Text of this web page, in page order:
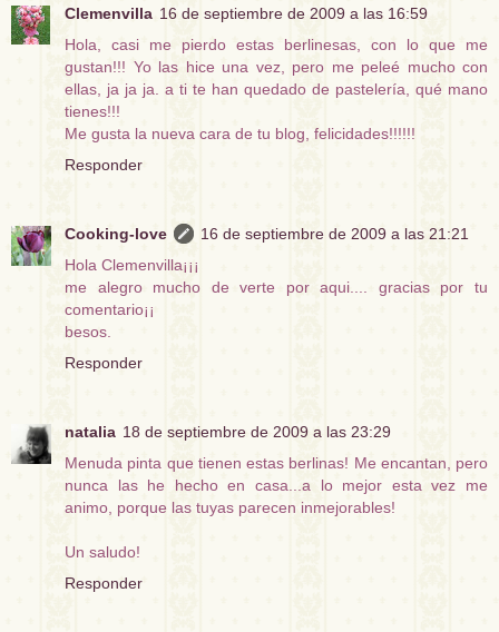
Clemenvilla 16 de septiembre de 2009 a las 16:59
Hola, casi me pierdo estas berlinesas, con lo que me
gustan!!! Yo las hice una vez, pero me peleé mucho con
ellas, ja ja ja. a ti te han quedado de pastelería, qué mano
tienes!!!
Me gusta la nueva cara de tu blog, felicidades!!!!!!
Responder
Cooking-love
16 de septiembre de 2009 a las 21:21
Hola Clemenvilla¡¡¡
me alegro mucho de verte por aqui.... gracias por tu
comentario¡¡
besos.
Responder
natalia 18 de septiembre de 2009 a las 23:29
Menuda pinta que tienen estas berlinas! Me encantan, pero
nunca las he hecho en casa...a lo mejor esta vez me
animo, porque las tuyas parecen inmejorables!
Un saludo!
Responder